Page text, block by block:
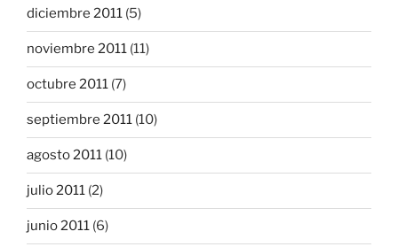
diciembre 2011 (5)
noviembre 2011 (11)
octubre 2011 (7)
septiembre 2011 (10)
agosto 2011 (10)
julio 2011 (2)
junio 2011 (6)